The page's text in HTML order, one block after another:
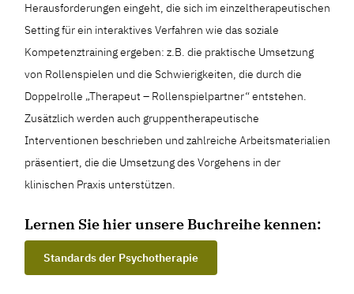
Herausforderungen eingeht, die sich im einzeltherapeutischen
Setting für ein interaktives Verfahren wie das soziale
Kompetenztraining ergeben: z.B. die praktische Umsetzung
von Rollenspielen und die Schwierigkeiten, die durch die
Doppelrolle „Therapeut – Rollenspielpartner“ entstehen.
Zusätzlich werden auch gruppentherapeutische
Interventionen beschrieben und zahlreiche Arbeitsmaterialien
präsentiert, die die Umsetzung des Vorgehens in der
klinischen Praxis unterstützen.
Lernen Sie hier unsere Buchreihe kennen:
Standards der Psychotherapie